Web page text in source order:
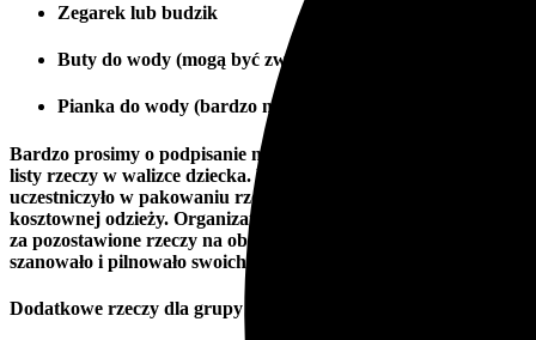
Zegarek lub budzik
Buty do wody (mogą być zwykłe lub sandały)
Pianka do wody (bardzo mile widziana)
Bardzo prosimy o podpisanie metek odzieży oraz sporządzenie
listy rzeczy w walizce dziecka. Dobrze, żeby dziecko
uczestniczyło w pakowaniu rzeczy na obóz. Proszę nie dawać
kosztownej odzieży. Organizator nie ponosi odpowiedzialności
za pozostawione rzeczy na obozie. Prosimy uczulić dziecko, aby
szanowało i pilnowało swoich rzeczy.
Dodatkowe rzeczy dla grupy survivalowej: